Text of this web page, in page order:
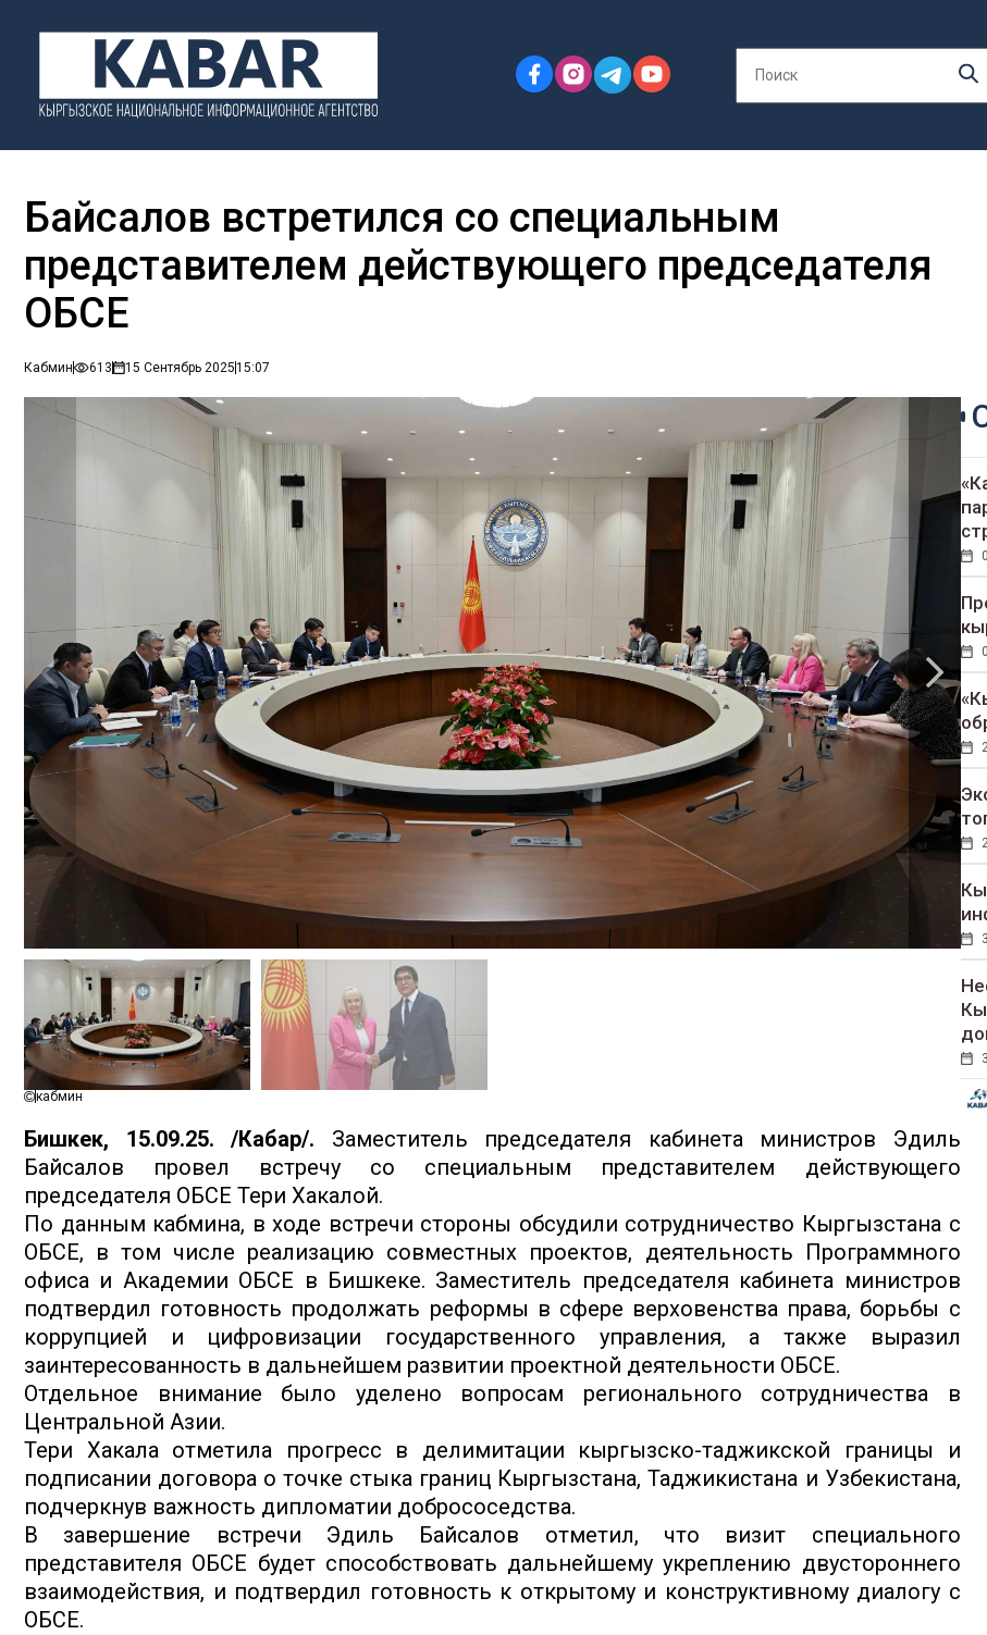
Байсалов встретился со специальным
представителем действующего председателя
ОБСЕ
Кабмин 613 15 Сентябрь 202515:07
кабмин
Бишкек, 15.09.25. /Кабар/. Заместитель председателя кабинета министров Эдиль
Байсалов провел встречу со специальным представителем действующего
председателя ОБСЕ Тери Хакалой.
По данным кабмина, в ходе встречи стороны обсудили сотрудничество Кыргызстана с
ОБСЕ, в том числе реализацию совместных проектов, деятельность Программного
офиса и Академии ОБСЕ в Бишкеке. Заместитель председателя кабинета министров
подтвердил готовность продолжать реформы в сфере верховенства права, борьбы с
коррупцией и цифровизации государственного управления, а также выразил
заинтересованность в дальнейшем развитии проектной деятельности ОБСЕ.
Отдельное внимание было уделено вопросам регионального сотрудничества в
Центральной Азии.
Тери Хакала отметила прогресс в делимитации кыргызско-таджикской границы и
подписании договора о точке стыка границ Кыргызстана, Таджикистана и Узбекистана,
подчеркнув важность дипломатии добрососедства.
В завершение встречи Эдиль Байсалов отметил, что визит специального
представителя ОБСЕ будет способствовать дальнейшему укреплению двустороннего
взаимодействия, и подтвердил готовность к открытому и конструктивному диалогу с
ОБСЕ.